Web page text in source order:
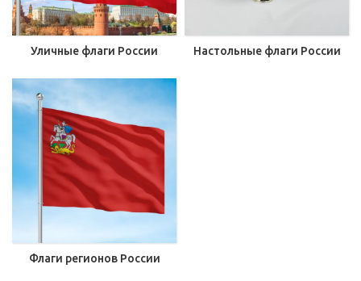
Уличные флаги России Настольные флаги России
Флаги регионов России